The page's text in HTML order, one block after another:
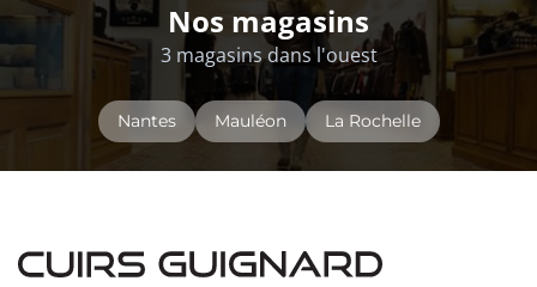
Nos magasins
3 magasins dans l'ouest
Nantes Mauléon La Rochelle